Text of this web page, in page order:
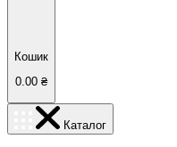
Кошик
0.00 ₴
Каталог